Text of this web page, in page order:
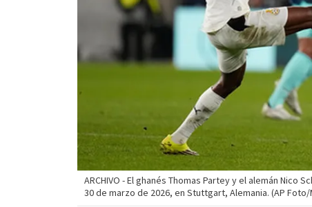
ARCHIVO - El ghanés Thomas Partey y el alemán
30 de marzo de 2026, en Stuttgart, Alemania. (AP